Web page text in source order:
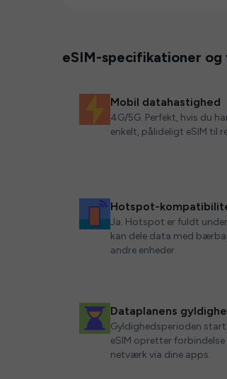
eSIM-specifikationer
Mobil datahastighed
4G/5G. Perfekt, hvis du
enkelt, pålideligt eSIM til
Hotspot-
Ja. Hotspot er fuldt
kan dele data med
andre enheder.
Dataplanens
Gyldighedsperioden
eSIM opretter
netværk via dine apps.